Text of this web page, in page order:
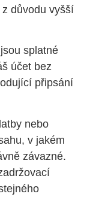
důvodu vyšší
splatné
účet bez
připsání
nebo
v jakém
závazné.